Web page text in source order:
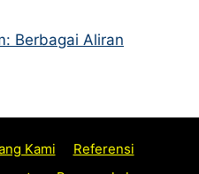
Berbagai Aliran
Kami
Referensi